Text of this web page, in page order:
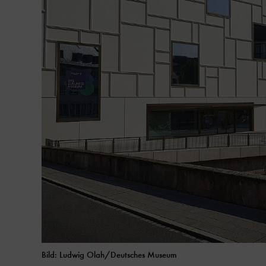
Bild: Ludwig Olah/Deutsches Museum